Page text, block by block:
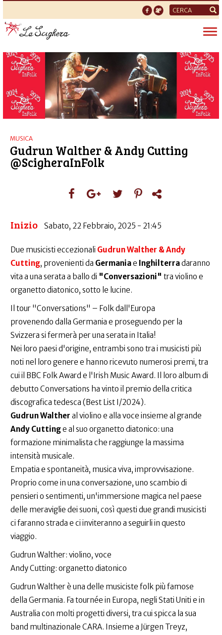
Form
di
ricerca
MUSICA
Gudrun Walther & Andy Cutting
@ScigheraInFolk
Inizio Sabato, 22 Febbraio, 2025 - 21:45
Due musicisti eccezionali Gudrun Walther & Andy
Cutting, provenienti da Germaniae Inghilterradaranno
vita a una serata a ballo di "Conversazioni" tra violino e
organetto diatonico, sotto le lucine.
Il tour "Conversations" – Folk dall'Europa
provenendo dalla Germania e proseguendo per la
Svizzera si fermerà per una serata in Italia!
Nei loro paesi d'origine, entrambi sono tra i musicisti più
noti nel loro genere e hanno ricevuto numerosi premi, tra
cui il BBC Folk Award e l'Irish Music Award. Il loro album di
debutto Conversations ha vinto il premio della critica
discografica tedesca (Best List I/2024).
Gudrun Walther al violino e alla voce insieme al grande
Andy Cuttinge al suo organetto diatonico: una
formazione minimalista che raggiunge la massima
intensità musicale.
Empatia e spontaneità, musica viva, improvvisazione.
Proprio come in una conversazione, uno scambio di
pensieri o sentimenti, un'immersione magica nel paese
delle meraviglie dei suoni, così questi due grandi musicisti
ci faranno strada e ci inviteranno a seguirli in questo
viaggio.
Gudrun Walther: violino, voce
Andy Cutting: organetto diatonico
Gudrun Walther è una delle musiciste folk più famose
della Germania. Fa tournée in Europa, negli Stati Uniti e in
Australia con molti progetti diversi, tra cui spicca la sua
band multinazionale CARA. Insieme a Jürgen Treyz,